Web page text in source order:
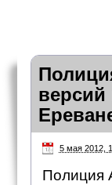
5 мая 2012,
Полиция